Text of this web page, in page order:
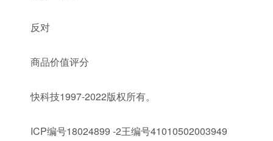
反对
商品价值评分
快科技1997-2022版权所有。
ICP编号18024899 -2王编号41010502003949